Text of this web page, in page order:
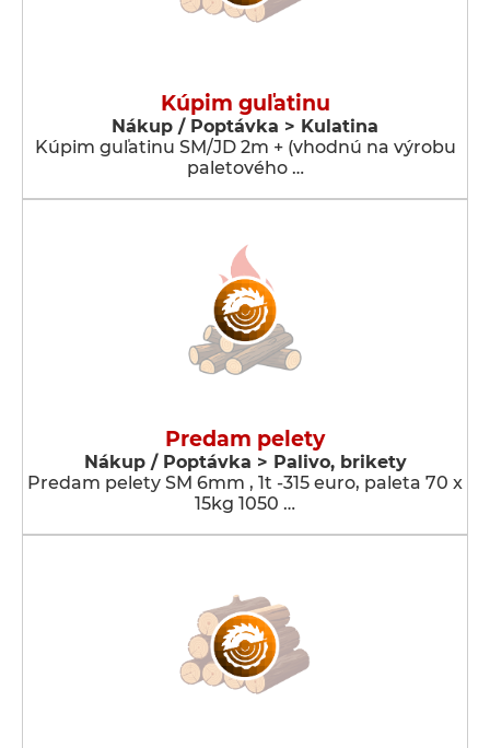
Kúpim guľatinu
Nákup / Poptávka > Kulatina
Kúpim guľatinu SM/JD 2m + (vhodnú na výrobu
paletového …
Predam pelety
Nákup / Poptávka > Palivo, brikety
Predam pelety SM 6mm , 1t -315 euro, paleta 70 x
15kg 1050 …